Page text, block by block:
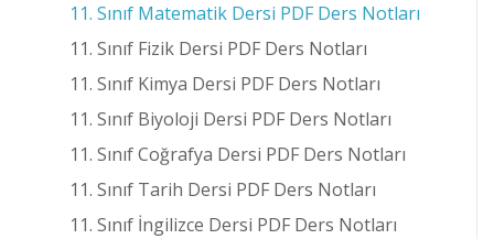
11. Sınıf Matematik Dersi PDF Ders Notları
11. Sınıf Fizik Dersi PDF Ders Notları
11. Sınıf Kimya Dersi PDF Ders Notları
11. Sınıf Biyoloji Dersi PDF Ders Notları
11. Sınıf Coğrafya Dersi PDF Ders Notları
11. Sınıf Tarih Dersi PDF Ders Notları
11. Sınıf İngilizce Dersi PDF Ders Notları